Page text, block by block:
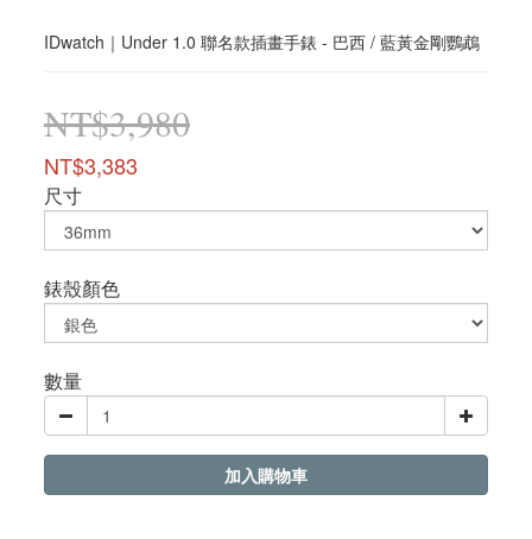
IDwatch｜Under 1.0 聯名款插畫手錶 - 巴西 / 藍黃金剛鸚鵡
NT$3,980
NT$3,383
尺寸
錶殼顏色
數量
加入購物車